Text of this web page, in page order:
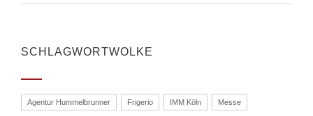
SCHLAGWORTWOLKE
Agentur Hummelbrunner Frigerio IMM Köln Messe